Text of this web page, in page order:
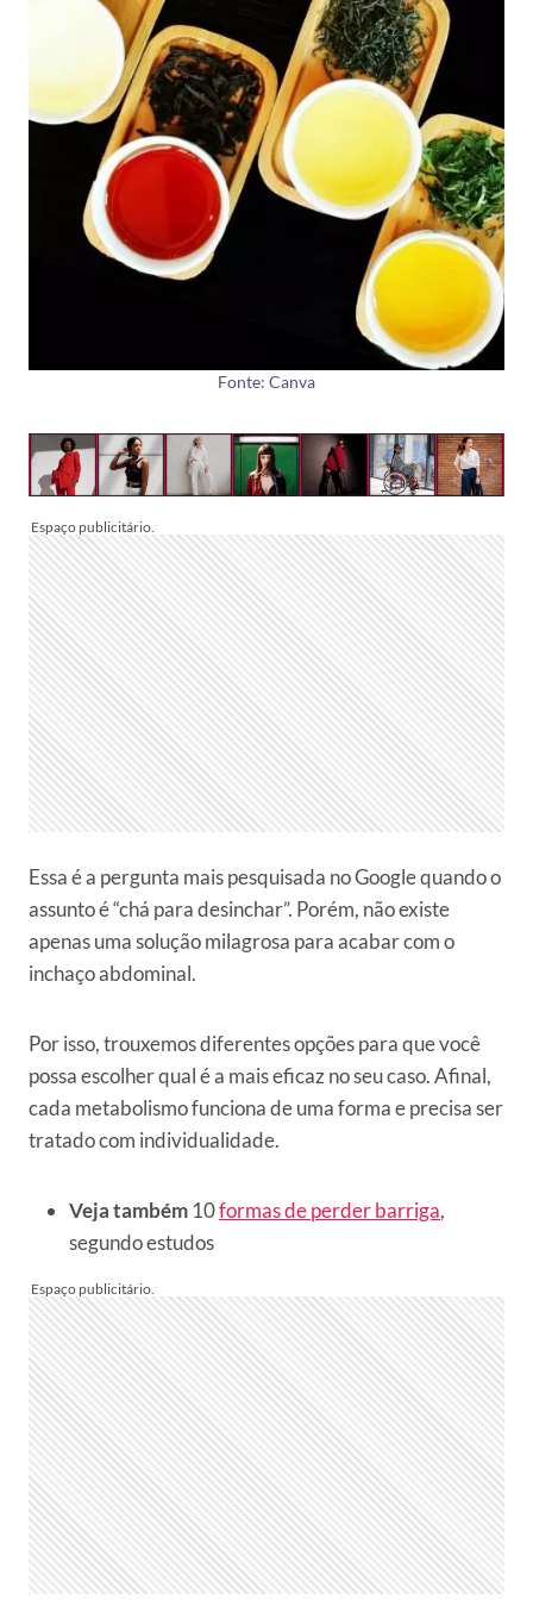
Fonte: Canva
Essa é a pergunta mais pesquisada no Google quando o
assunto é “chá para desinchar”. Porém, não existe
apenas uma solução milagrosa para acabar com o
inchaço abdominal.
Por isso, trouxemos diferentes opções para que você
possa escolher qual é a mais eficaz no seu caso. Afinal,
cada metabolismo funciona de uma forma e precisa ser
tratado com individualidade.
Veja também 10formas de perder barriga,
segundo estudos